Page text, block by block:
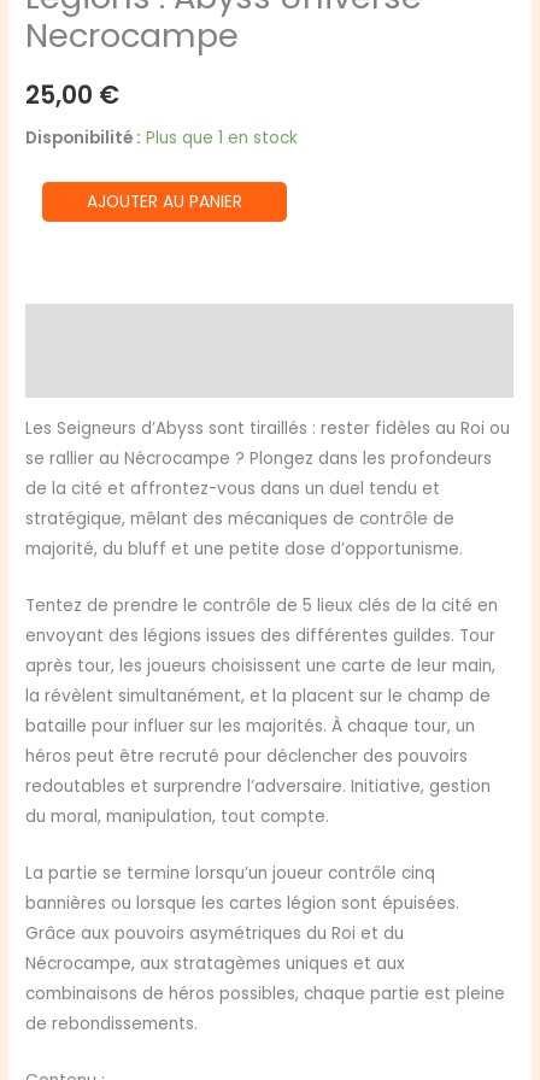
Necrocampe
25,00 €
Disponibilité : Plus que 1 en stock
quantité
de
AJOUTER AU PANIER
Les Seigneurs d’Abyss sont tiraillés : rester fidèles au Roi ou
se rallier au Nécrocampe ? Plongez dans les profondeurs
de la cité et affrontez-vous dans un duel tendu et
stratégique, mêlant des mécaniques de contrôle de
majorité, du bluff et une petite dose d’opportunisme.
Tentez de prendre le contrôle de 5 lieux clés de la cité en
envoyant des légions issues des différentes guildes. Tour
après tour, les joueurs choisissent une carte de leur main,
la révèlent simultanément, et la placent sur le champ de
bataille pour influer sur les majorités. À chaque tour, un
héros peut être recruté pour déclencher des pouvoirs
redoutables et surprendre l’adversaire. Initiative, gestion
du moral, manipulation, tout compte.
La partie se termine lorsqu’un joueur contrôle cinq
bannières ou lorsque les cartes légion sont épuisées.
Grâce aux pouvoirs asymétriques du Roi et du
Nécrocampe, aux stratagèmes uniques et aux
combinaisons de héros possibles, chaque partie est pleine
de rebondissements.